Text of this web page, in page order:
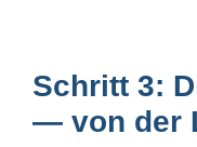
Schritt 3:
— von der